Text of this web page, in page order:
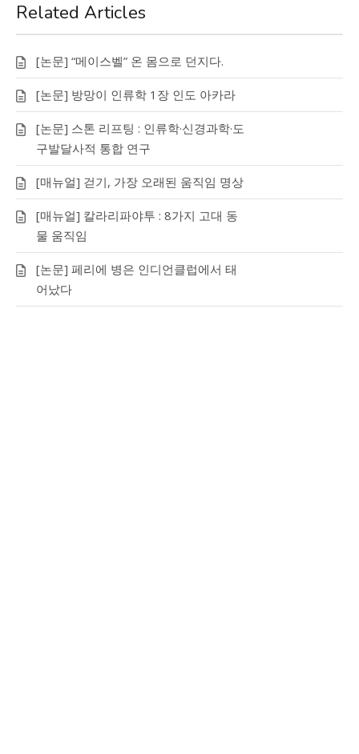
Related Articles
[논문] “메이스벨” 온 몸으로 던지다.
[논문] 방망이 인류학 1장 인도 아카라
[논문] 스톤 리프팅 : 인류학·신경과학·도
구발달사적 통합 연구
[매뉴얼] 걷기, 가장 오래된 움직임 명상
[매뉴얼] 칼라리파야투 : 8가지 고대 동
물 움직임
[논문] 페리에 병은 인디언클럽에서 태
어났다